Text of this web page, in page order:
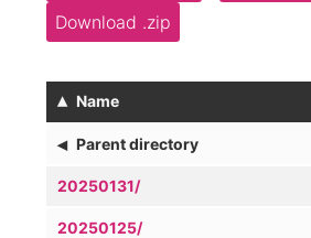
Download .zip
▴ Name
◂ Parent directory
20250131/
20250125/